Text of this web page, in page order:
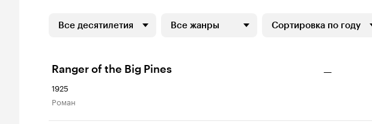
Все десятилетия Все жанры Сортировка по году
Ranger of the Big Pines
1925
роман
—